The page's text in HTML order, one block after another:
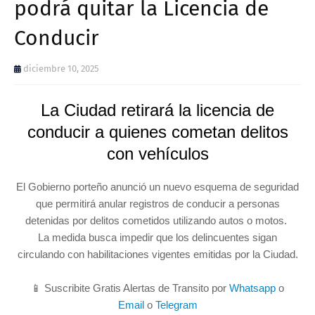
podrá quitar la Licencia de
Conducir
diciembre 10, 2025
La Ciudad retirará la licencia de
conducir a quienes cometan delitos
con vehículos
El Gobierno porteño anunció un nuevo esquema de seguridad
que permitirá anular registros de conducir a personas
detenidas por delitos cometidos utilizando autos o motos.
La medida busca impedir que los delincuentes sigan
circulando con habilitaciones vigentes emitidas por la Ciudad.
📱 Suscribite Gratis Alertas de Transito por Whatsapp o
Emailo Telegram